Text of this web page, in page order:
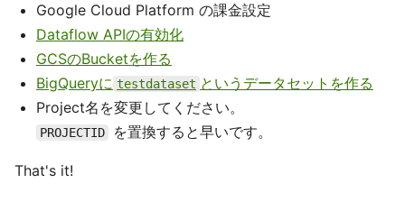
Google Cloud Platform の課金設定
Dataflow APIの有効化
GCSのBucketを作る
BigQueryに testdataset というデータセットを作る
Project名を変更してください。
PROJECTID を置換すると早いです。
That's it!